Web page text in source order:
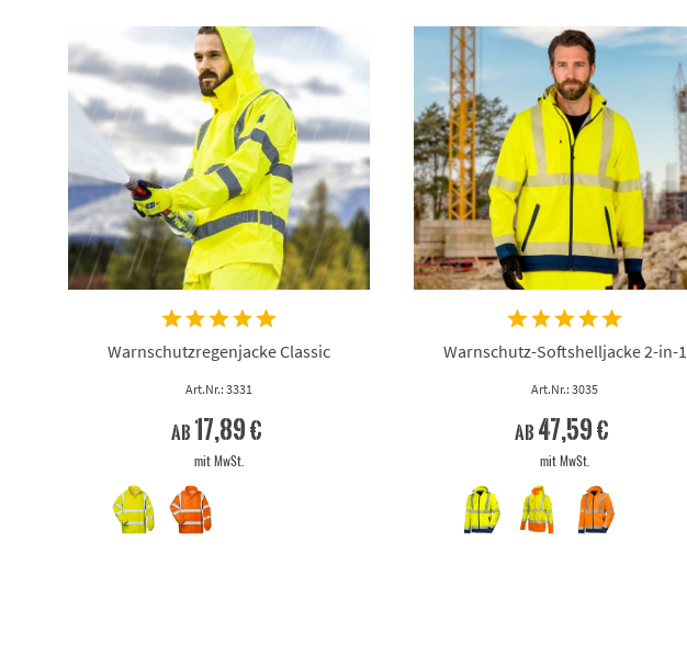
Warnschutzregenjacke Classic
Art.Nr.: 3331
ab 17,89 €
mit MwSt.
Warnschutz-Softshelljacke 2-in-1
Art.Nr.: 3035
ab 47,59 €
mit MwSt.